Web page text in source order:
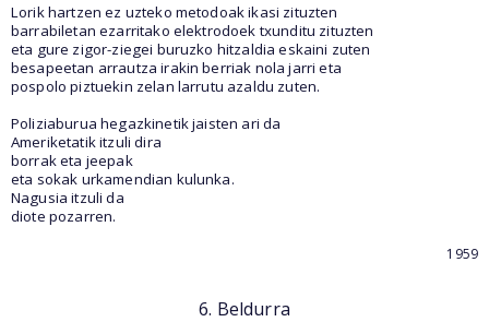
Lorik hartzen ez uzteko metodoak ikasi zituzten
barrabiletan ezarritako elektrodoek txunditu zituzten
eta gure zigor-ziegei buruzko hitzaldia eskaini zuten
besapeetan arrautza irakin berriak nola jarri eta
pospolo piztuekin zelan larrutu azaldu zuten.
Poliziaburua hegazkinetik jaisten ari da
Ameriketatik itzuli dira
borrak eta jeepak
eta sokak urkamendian kulunka.
Nagusia itzuli da
diote pozarren.
1959
6. Beldurra